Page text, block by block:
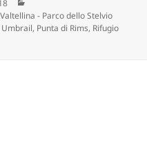
- Parco dello Stelvio
Umbrail, Punta di Rims, Rifugio
PIZ UMBRAIL e RIFUGIO